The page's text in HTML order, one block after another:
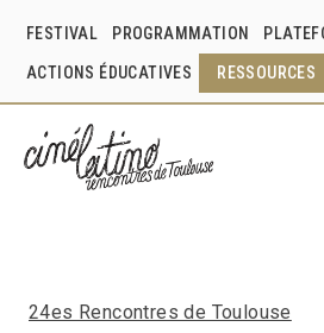
FESTIVAL PROGRAMMATION
ACTIONS ÉDUCATIVES RESSOURCES
24es Rencontres de Toulouse